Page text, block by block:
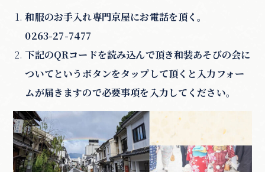
和服のお手入れ専門京屋にお電話を頂く。
0263-27-7477
下記のQRコードを読み込んで頂き和装あそびの会に
ついてというボタンをタップして頂くと入力フォー
ムが届きますので必要事項を入力してください。